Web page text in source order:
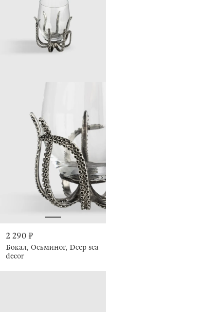
2 290 ₽
Бокал, Осьминог, Deep sea
decor